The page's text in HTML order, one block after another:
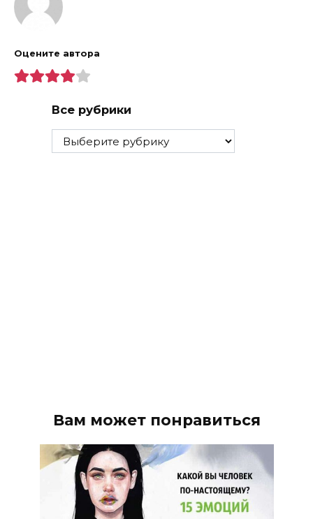
Оцените автора
Все рубрики
Все
рубрики
Вам может понравиться